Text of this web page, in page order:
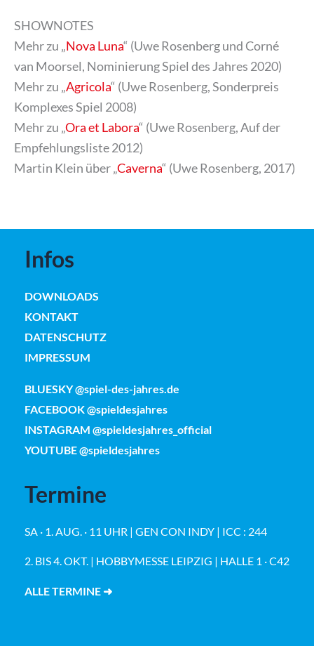
SHOWNOTES
Mehr zu „Nova Luna“ (Uwe Rosenberg und Corné
van Moorsel, Nominierung Spiel des Jahres 2020)
Mehr zu „Agricola“ (Uwe Rosenberg, Sonderpreis
Komplexes Spiel 2008)
Mehr zu „Ora et Labora“ (Uwe Rosenberg, Auf der
Empfehlungsliste 2012)
Martin Klein über „Caverna“ (Uwe Rosenberg, 2017)
Infos
DOWNLOADS
KONTAKT
DATENSCHUTZ
IMPRESSUM
BLUESKY @spiel-des-jahres.de
FACEBOOK @spieldesjahres
INSTAGRAM @spieldesjahres_official
YOUTUBE @spieldesjahres
Termine
SA · 1. AUG. · 11 UHR | GEN CON INDY | ICC : 244
2. BIS 4. OKT. | HOBBYMESSE LEIPZIG | HALLE 1 · C42
ALLE TERMINE ➜